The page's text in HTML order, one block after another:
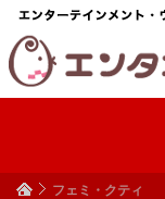
フェミ・クティ